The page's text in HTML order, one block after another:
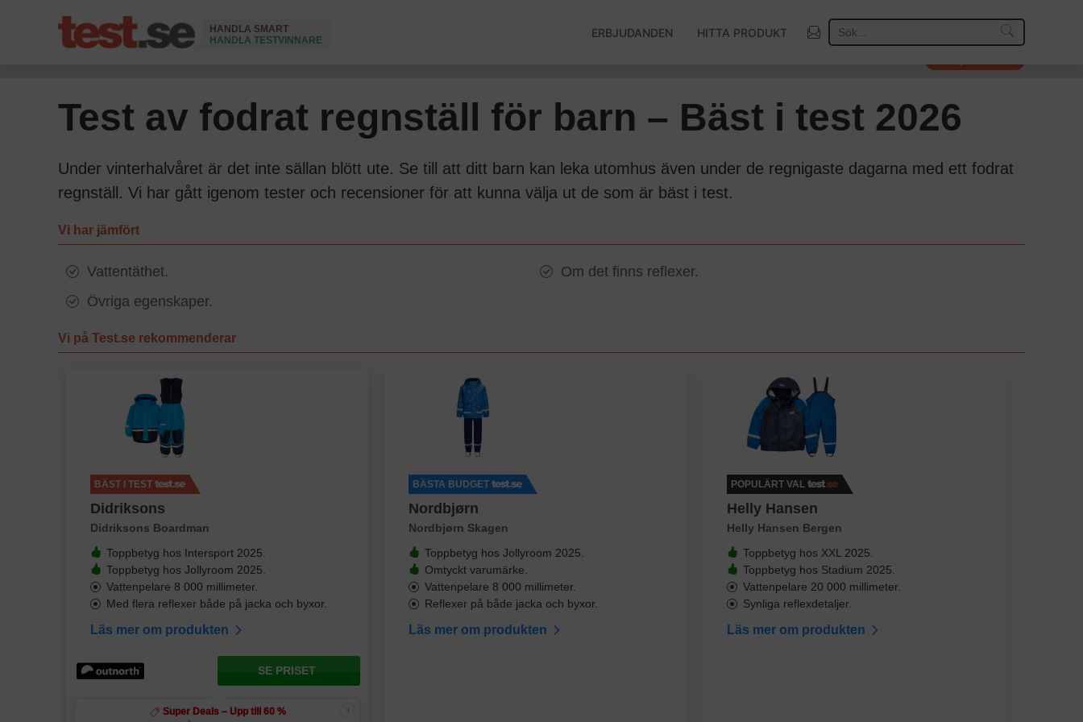
HANDLA SMART
HANDLA TESTVINNARE
ERBJUDANDEN HITTA PRODUKT
Test av fodrat regnställ för barn – Bäst i test 2026
Under vinterhalvåret är det inte sällan blött ute. Se till att ditt barn kan leka utomhus även under de regnigaste dagarna med ett fodrat
regnställ. Vi har gått igenom tester och recensioner för att kunna välja ut de som är bäst i test.
Vi har jämfört
Vattentäthet.
Om det finns reflexer.
Övriga egenskaper.
Vi på Test.se rekommenderar
BÄST I TEST
Didriksons
Didriksons Boardman
Toppbetyg hos Intersport 2025.
Toppbetyg hos Jollyroom 2025.
Vattenpelare 8 000 millimeter.
Med flera reflexer både på jacka och byxor.
Läs mer om produkten
SE PRISET
i
Super Deals – Upp till 60 %
BÄSTA BUDGET
Nordbjørn
Nordbjørn Skagen
Toppbetyg hos Jollyroom 2025.
Omtyckt varumärke.
Vattenpelare 8 000 millimeter.
Reflexer på både jacka och byxor.
Läs mer om produkten
POPULÄRT VAL
Helly Hansen
Helly Hansen Bergen
Toppbetyg hos XXL 2025.
Toppbetyg hos Stadium 2025.
Vattenpelare 20 000 millimeter.
Synliga reflexdetaljer.
Läs mer om produkten